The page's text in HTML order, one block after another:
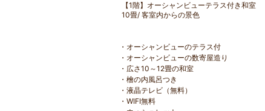
【1階】オーシャンビューテラス付き和室
10畳/ 客室内からの景色
・オーシャンビューのテラス付
・オーシャンビューの数寄屋造り
・広さ10～12畳の和室
・檜の内風呂つき
・液晶テレビ（無料）
・WIFI無料